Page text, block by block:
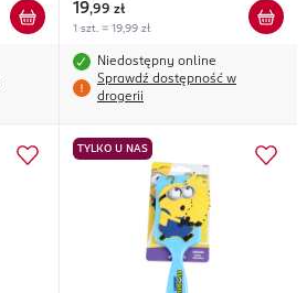
19,99 zł
1 szt. = 19,99 zł
Niedostępny online
Sprawdź dostępność w
drogerii
TYLKO U NAS